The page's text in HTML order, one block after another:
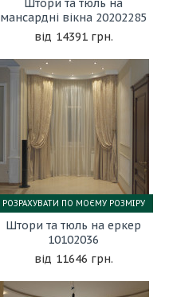
Штори та тюль на
мансардні вікна 20202285
14391 грн.
Штори та тюль на еркер
10102036
11646 грн.
РОЗРАХУВАТИ ПО МОЄМУ РОЗМІРУ